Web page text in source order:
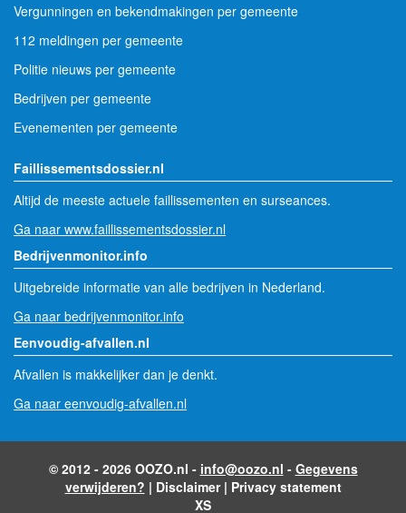
Vergunningen en bekendmakingen per gemeente
112 meldingen per gemeente
Politie nieuws per gemeente
Bedrijven per gemeente
Evenementen per gemeente
Faillissementsdossier.nl
Altijd de meeste actuele faillissementen en surseances.
Ga naar www.faillissementsdossier.nl
Bedrijvenmonitor.info
Uitgebreide informatie van alle bedrijven in Nederland.
Ga naar bedrijvenmonitor.info
Eenvoudig-afvallen.nl
Afvallen is makkelijker dan je denkt.
Ga naar eenvoudig-afvallen.nl
© 2012 - 2026 OOZO.nl - info@oozo.nl - Gegevens
verwijderen? | Disclaimer| Privacy statement
XS